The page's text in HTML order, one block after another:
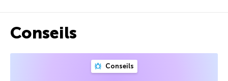
Conseils
Conseils